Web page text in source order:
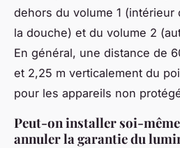
dehors du volume 1 (intérieur
la douche) et du volume 2
En général, une distance de
et 2,25 m verticalement du
pour les appareils non
Peut-on installer soi-
annuler la garantie du